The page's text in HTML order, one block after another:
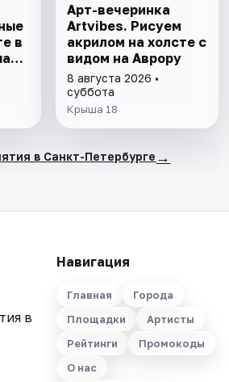
в
Арт-вечеринка
Artvibes. Рисуем
акрилом на холсте с
видом на Аврору
8 августа 2026 •
суббота
Крыша 18
в Санкт-Петербурге →
в
Навигация
Главная
Города
Площадки
Артисты
Рейтинги
Промокоды
О нас